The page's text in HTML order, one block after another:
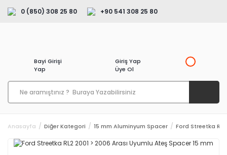
0 (850) 308 25 80 +90 541 308 25 80
Bayi Girişi
Yap
Giriş Yap
Üye Ol
Anasayfa Diğer Kategori 15 mm Aluminyum Spacer Ford Streetka